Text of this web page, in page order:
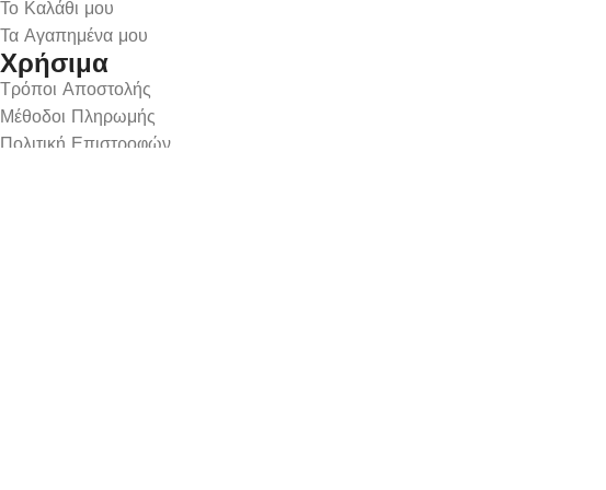
Το Καλάθι μου
Τα Αγαπημένα μου
Χρήσιμα
Τρόποι Αποστολής
Μέθοδοι Πληρωμής
Πολιτική Επιστροφών